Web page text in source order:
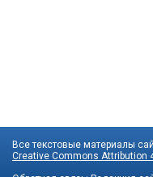
Все текстовые материалы
Creative Commons Attribution